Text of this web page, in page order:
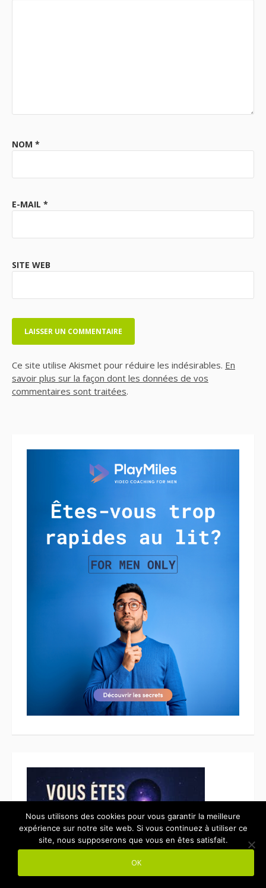
NOM *
E-MAIL *
SITE WEB
Ce site utilise Akismet pour réduire les indésirables. En
savoir plus sur la façon dont les données de vos
commentaires sont traitées.
Nous utilisons des cookies pour vous garantir la meilleure
expérience sur notre site web. Si vous continuez à utiliser ce
site, nous supposerons que vous en êtes satisfait.
OK